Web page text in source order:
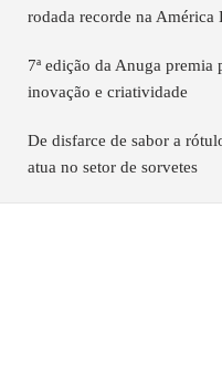
rodada recorde na América
7ª edição da Anuga premia
inovação e criatividade
De disfarce de sabor a
atua no setor de sorvetes